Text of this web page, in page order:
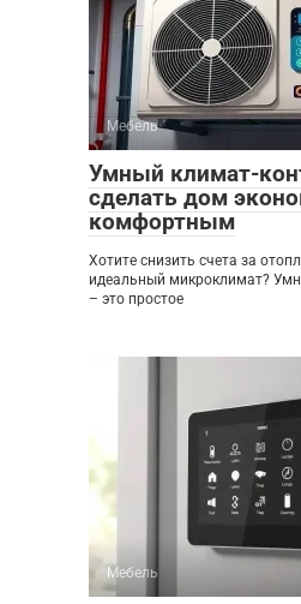
Мебель
Умный климат-
сделать дом
комфортным
Хотите снизить счета за
идеальный микроклимат?
– это простое
Мебель